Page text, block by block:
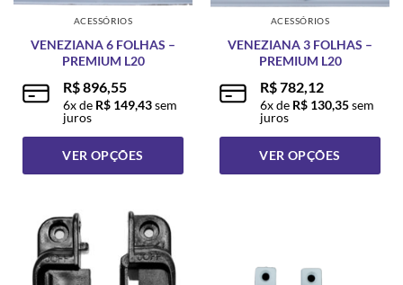
página
do
produto
página
do
produto
ACESSÓRIOS
VENEZIANA 6 FOLHAS –
PREMIUM L20
R$896,55
6x de R$ 149,43sem
juros
VER OPÇÕES
várias
variantes.
ACESSÓRIOS
VENEZIANA 3 FOLHAS –
PREMIUM L20
R$782,12
6x de R$ 130,35sem
juros
VER OPÇÕES
As